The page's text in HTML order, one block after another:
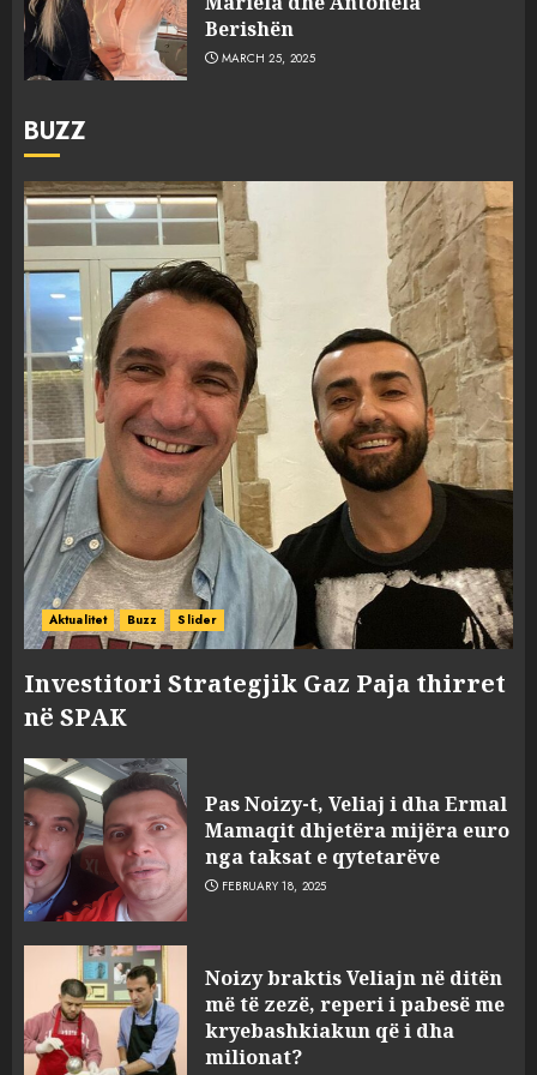
Berishën
MARCH 25, 2025
BUZZ
Aktualitet Buzz Slider
Investitori Strategjik Gaz Paja thirret
në SPAK
Pas Noizy-t, Veliaj i dha Ermal
Mamaqit dhjetëra mijëra euro
nga taksat e qytetarëve
FEBRUARY 18, 2025
Noizy braktis Veliajn në ditën
më të zezë, reperi i pabesë me
kryebashkiakun që i dha
milionat?
3
sulmuan “One Albania”,
ngjarja u fsheh. A u vodhën
serverat?
MARCH 25, 2025